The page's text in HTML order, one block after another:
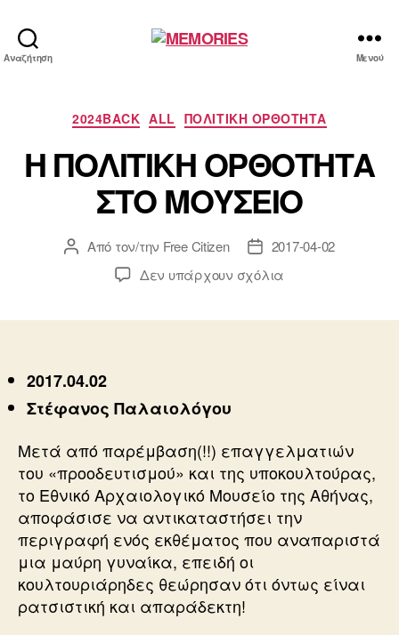
Αναζήτηση Μενού
Κατηγορίες
2024BACK ALL ΠΟΛΙΤΙΚΗ ΟΡΘΟΤΗΤΑ
Η ΠΟΛΙΤΙΚΗ ΟΡΘΟΤΗΤΑ
ΣΤΟ ΜΟΥΣΕΙΟ
Συντάκτης
άρθρου
Από τον/την Free Citizen
Ημ.
δημοσίευσης
2017-04-02
Δεν υπάρχουν σχόλια
2017.04.02
Στέφανος Παλαιολόγου
Μετά από παρέμβαση(!!) επαγγελματιών
του «προοδευτισμού» και της υποκουλτούρας,
το Εθνικό Αρχαιολογικό Μουσείο της Αθήνας,
αποφάσισε να αντικαταστήσει την
περιγραφή ενός εκθέματος που αναπαριστά
μια μαύρη γυναίκα, επειδή οι
κουλτουριάρηδες θεώρησαν ότι όντως είναι
ρατσιστική και απαράδεκτη!